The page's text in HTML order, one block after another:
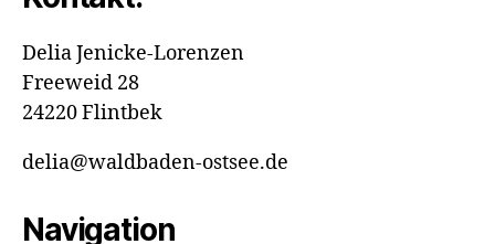
Delia Jenicke-Lorenzen
Freeweid 28
24220 Flintbek
delia@waldbaden-ostsee.de
Navigation